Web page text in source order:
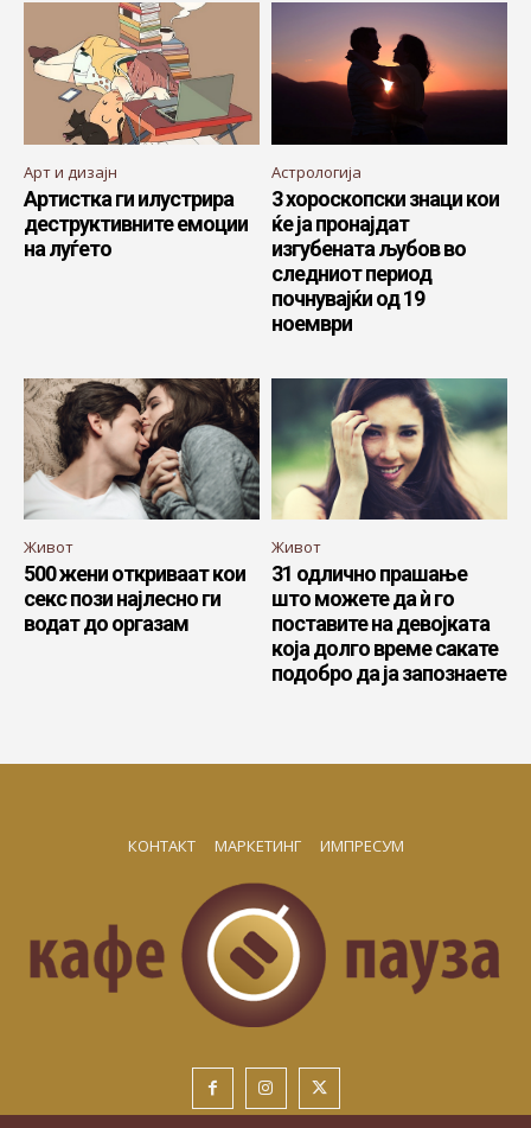
Арт и дизајн
Артистка ги илустрира
деструктивните емоции
на луѓето
Астрологија
3 хороскопски знаци кои
ќе ја пронајдат
изгубената љубов во
следниот период
почнувајќи од 19
ноември
Живот
500 жени откриваат кои
секс пози најлесно ги
водат до оргазам
Живот
31 одлично прашање
што можете да ѝ го
поставите на девојката
која долго време сакате
подобро да ја запознаете
КОНТАКТ МАРКЕТИНГ ИМПРЕСУМ